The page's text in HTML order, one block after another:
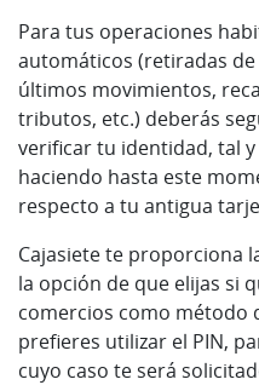
Para tus operaciones
automáticos (retiradas
últimos movimientos,
tributos, etc.) deberás
verificar tu identidad, tal
haciendo hasta este
respecto a tu antigua
Cajasiete te proporciona
la opción de que elijas si
comercios como método
prefieres utilizar el PIN,
cuyo caso te será